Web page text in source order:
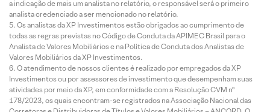
a indicação de mais um analista no relatório, o responsável será o primeiro
analista credenciado a ser mencionado no relatório.
Os analistas da XP Investimentos estão obrigados ao cumprimento de
todas as regras previstas no Código de Conduta da APIMEC Brasil para o
Analista de Valores Mobiliários e na Política de Conduta dos Analistas de
Valores Mobiliários da XP Investimentos.
O atendimento de nossos clientes é realizado por empregados da XP
Investimentos ou por assessores de investimento que desempenham suas
atividades por meio da XP, em conformidade com a Resolução CVM nº
178/2023, os quais encontram-se registrados na Associação Nacional das